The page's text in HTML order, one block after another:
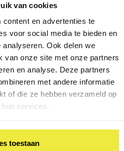
van cookies
en advertenties te
voor social media te bieden en
Ook delen we
van onze site met onze partners
en analyse. Deze partners
met andere informatie
of die ze hebben verzameld op
services.
toestaan
de bundel is.